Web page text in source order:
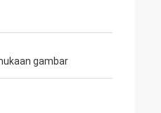
gambar